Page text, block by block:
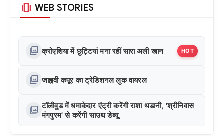
amp_stories WEB STORIES
photo_library क्रोएशिया में छुट्टियां मना रहीं सारा अली खान HOT
photo_library जाह्नवी कपूर का ट्रेडिशनल लुक वायरल
photo_library टॉलीवुड में धमाकेदार एंट्री करेंगी राशा थडानी, 'श्रीनिवास
मंगपुरम' से करेंगी साउथ डेब्यू